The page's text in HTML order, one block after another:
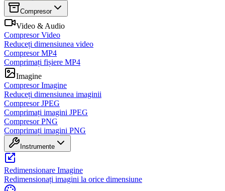
Compresor
Video & Audio
Compresor Video
Reduceți dimensiunea video
Compresor MP4
Comprimați fișiere MP4
Imagine
Compresor Imagine
Reduceți dimensiunea imaginii
Compresor JPEG
Comprimați imagini JPEG
Compresor PNG
Comprimați imagini PNG
Instrumente
Redimensionare Imagine
Redimensionați imagini la orice dimensiune